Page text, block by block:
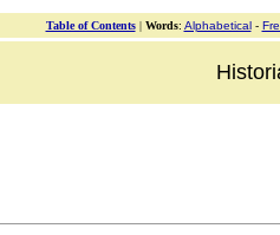
Table of Contents| Words: Alphabetical-